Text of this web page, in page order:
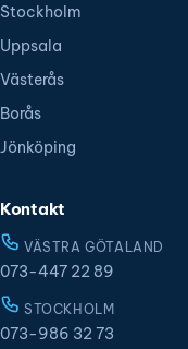
Stockholm
Uppsala
Västerås
Borås
Jönköping
Kontakt
VÄSTRA GÖTALAND
073-447 22 89
STOCKHOLM
073-986 32 73